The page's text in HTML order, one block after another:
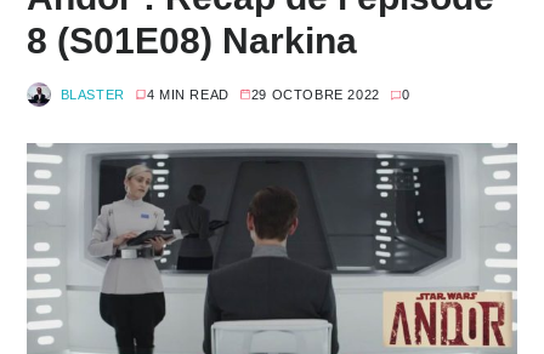
8 (S01E08) Narkina
BLASTER 4 MIN READ 29 OCTOBRE 2022 0